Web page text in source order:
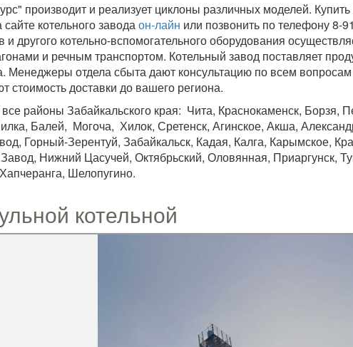
производит и реализует циклоны различных моделей.
котельного заводаон-лайн или позвонить по телефону 8-
другого котельно-вспомогательного оборудования
и речным транспортом. Котельный завод поставляет
Менеджеры отдела сбыта дают консультацию по всем
стоимость доставки до вашего региона.
районы Забайкальского края: Чита, Краснокаменск, Борзя,
Балей, Могоча, Хилок, Сретенск, Агинское, Акша,
Горный-Зерентуй, Забайкальск, Кадая, Калга, Карымское,
Нижний Цасучей, Октябрьский, Оловянная, Приаргунск,
Шелопугино.
котельной